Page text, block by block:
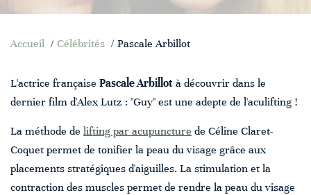
Accueil / Célébrités / Pascale Arbillot
L'actrice française Pascale Arbillot à découvrir dans le
dernier film d'Alex Lutz : "Guy" est une adepte de l'aculifting !
La méthode de lifting par acupuncture de Céline Claret-
Coquet permet de tonifier la peau du visage grâce aux
placements stratégiques d'aiguilles. La stimulation et la
contraction des muscles permet de rendre la peau du visage